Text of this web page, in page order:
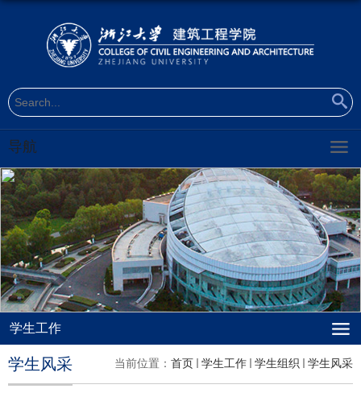
导航
学生工作
当前位置： 首页 学生工作 学生组织 学生风采
学生风采